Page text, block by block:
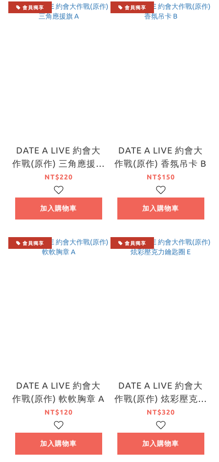
會員獨享
DATE A LIVE 約會大
作戰(原作) 三角應援旗
A
NT$220
加入購物車
會員獨享
DATE A LIVE 約會大
作戰(原作) 香氛吊卡 B
NT$150
加入購物車
會員獨享
DATE A LIVE 約會大
作戰(原作) 軟軟胸章 A
NT$120
加入購物車
會員獨享
DATE A LIVE 約會大
作戰(原作) 炫彩壓克力
鑰匙圈 E
NT$320
加入購物車